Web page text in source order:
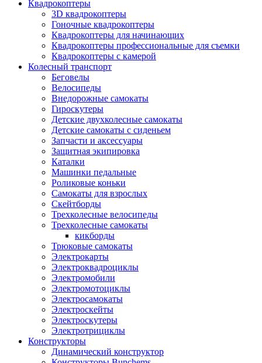
Квадрокоптеры
3D квадрокоптеры
Гоночные квадрокоптеры
Квадрокоптеры для начинающих
Квадрокоптеры профессиональные для съемки
Квадрокоптеры с камерой
Колесный транспорт
Беговелы
Велосипеды
Внедорожные самокаты
Гироскутеры
Детские двухколесные самокаты
Детские самокаты с сиденьем
Запчасти и аксессуары
Защитная экипировка
Каталки
Машинки педальные
Роликовые коньки
Самокаты для взрослых
Скейтборды
Трехколесные велосипеды
Трехколесные самокаты
кикборды
Трюковые самокаты
Электрокарты
Электроквадроциклы
Электромобили
Электромотоциклы
Электросамокаты
Электроскейты
Электроскутеры
Электротрициклы
Конструкторы
Динамический конструктор